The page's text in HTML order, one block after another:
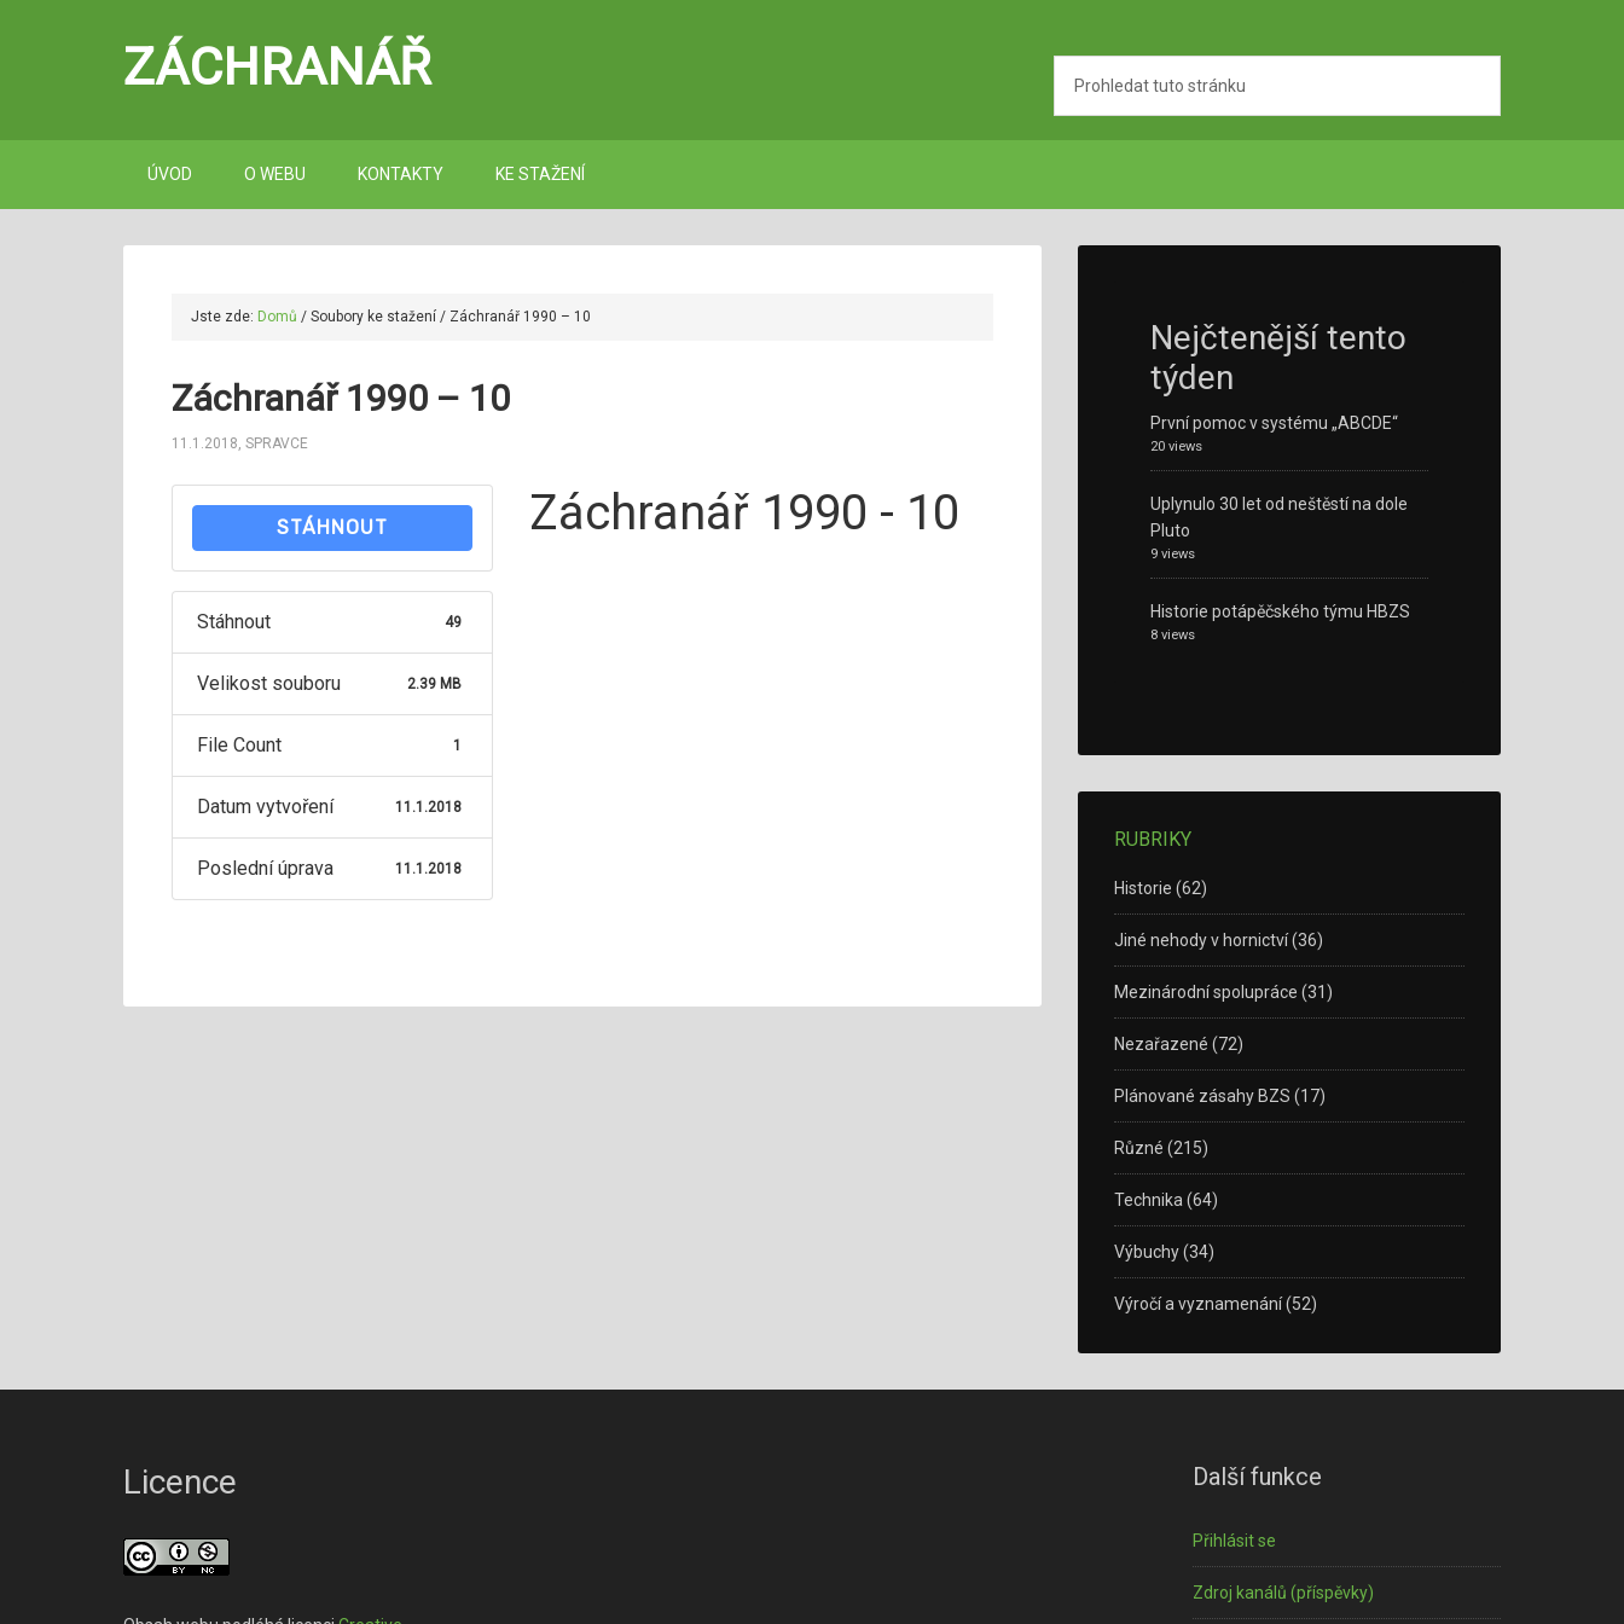
ZÁCHRANÁŘ
ÚVOD O WEBU KONTAKTY KE STAŽENÍ
Jste zde: Domů / Soubory ke stažení / Záchranář 1990 – 10
Záchranář 1990 – 10
11.1.2018, SPRAVCE
STÁHNOUT
Stáhnout 49
Velikost souboru 2.39 MB
File Count 1
Datum vytvoření 11.1.2018
Poslední úprava 11.1.2018
Záchranář 1990 - 10
Nejčtenější tento
týden
První pomoc v systému „ABCDE“
20 views
Uplynulo 30 let od neštěstí na dole
Pluto
9 views
Historie potápěčského týmu HBZS
8 views
RUBRIKY
Historie (62)
Jiné nehody v hornictví(36)
Mezinárodní spolupráce (31)
Nezařazené (72)
Plánované zásahy BZS (17)
Různé (215)
Technika (64)
Výbuchy(34)
Výročí a vyznamenání(52)
Licence Další funkce
Přihlásit se
Zdroj kanálů (příspěvky)